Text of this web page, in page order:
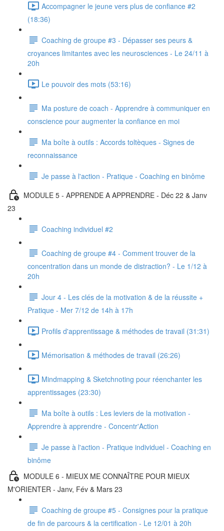
Accompagner le jeune vers plus de confiance #2
(18:36)
Coaching de groupe #3 - Dépasser ses peurs &
croyances limitantes avec les neurosciences - Le 24/11 à
20h
Le pouvoir des mots (53:16)
Ma posture de coach - Apprendre à communiquer en
conscience pour augmenter la confiance en moi
Ma boîte à outils : Accords toltèques - Signes de
reconnaissance
Je passe à l'action - Pratique - Coaching en binôme
MODULE 5 - APPRENDE A APPRENDRE - Déc 22 & Janv
23
Coaching individuel #2
Coaching de groupe #4 - Comment trouver de la
concentration dans un monde de distraction? - Le 1/12 à
20h
Jour 4 - Les clés de la motivation & de la réussite +
Pratique - Mer 7/12 de 14h à 17h
Profils d'apprentissage & méthodes de travail (31:31)
Mémorisation & méthodes de travail (26:26)
Mindmapping & Sketchnoting pour réenchanter les
apprentissages (23:30)
Ma boîte à outils : Les leviers de la motivation -
Apprendre à apprendre - Concentr'Action
Je passe à l'action - Pratique individuel - Coaching en
binôme
MODULE 6 - MIEUX ME CONNAÎTRE POUR MIEUX
M'ORIENTER - Janv, Fév & Mars 23
Coaching de groupe #5 - Consignes pour la pratique
de fin de parcours & la certification - Le 12/01 à 20h